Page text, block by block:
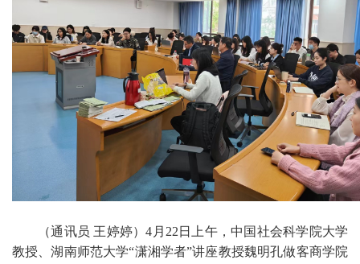
（通讯员 王婷婷）4月22日上午， 中国社会科学院大学
教授、湖南师范大学“潇湘学者”讲座教授魏明孔做客商学院